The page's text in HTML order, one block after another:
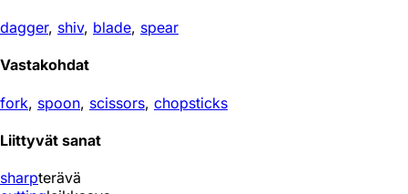
dagger, shiv, blade, spear
Vastakohdat
fork, spoon, scissors, chopsticks
Liittyvät sanat
sharpterävä